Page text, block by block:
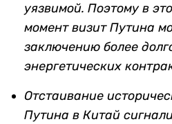
уязвимой. Поэтому в
момент визит Путина
заключению более
энергетических
Отстаивание
Путина в Китай